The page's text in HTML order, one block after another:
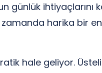
ihtiyaçlarını
zamanda harika bir
hale geliyor.